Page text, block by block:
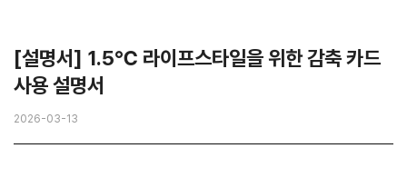
[설명서] 1.5℃ 라이프스타일을 위한 감축 카드
사용 설명서
2026-03-13